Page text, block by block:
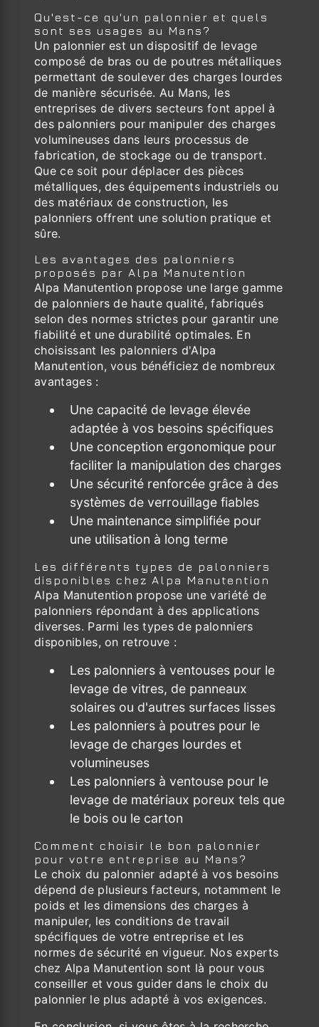
Qu'est-ce qu'un palonnier et quels
sont ses usages au Mans?
Un palonnier est un dispositif de levage
composé de bras ou de poutres métalliques
permettant de soulever des charges lourdes
de manière sécurisée. Au Mans, les
entreprises de divers secteurs font appel à
des palonniers pour manipuler des charges
volumineuses dans leurs processus de
fabrication, de stockage ou de transport.
Que ce soit pour déplacer des pièces
métalliques, des équipements industriels ou
des matériaux de construction, les
palonniers offrent une solution pratique et
sûre.
Les avantages des palonniers
proposés par Alpa Manutention
Alpa Manutention propose une large gamme
de palonniers de haute qualité, fabriqués
selon des normes strictes pour garantir une
fiabilité et une durabilité optimales. En
choisissant les palonniers d'Alpa
Manutention, vous bénéficiez de nombreux
avantages :
Une capacité de levage élevée
adaptée à vos besoins spécifiques
Une conception ergonomique pour
faciliter la manipulation des charges
Une sécurité renforcée grâce à des
systèmes de verrouillage fiables
Une maintenance simplifiée pour
une utilisation à long terme
Les différents types de palonniers
disponibles chez Alpa Manutention
Alpa Manutention propose une variété de
palonniers répondant à des applications
diverses. Parmi les types de palonniers
disponibles, on retrouve :
Les palonniers à ventouses pour le
levage de vitres, de panneaux
solaires ou d'autres surfaces lisses
Les palonniers à poutres pour le
levage de charges lourdes et
volumineuses
Les palonniers à ventouse pour le
levage de matériaux poreux tels que
le bois ou le carton
Comment choisir le bon palonnier
pour votre entreprise au Mans?
Le choix du palonnier adapté à vos besoins
dépend de plusieurs facteurs, notamment le
poids et les dimensions des charges à
manipuler, les conditions de travail
spécifiques de votre entreprise et les
normes de sécurité en vigueur. Nos experts
chez Alpa Manutention sont là pour vous
conseiller et vous guider dans le choix du
palonnier le plus adapté à vos exigences.